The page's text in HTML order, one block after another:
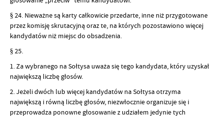
§ 24. Nieważne są karty całkowicie przedarte, inne niż przygotowane
przez komisję skrutacyjną oraz te, na których pozostawiono więcej
kandydatów niż miejsc do obsadzenia.
§ 25.
1. Za wybranego na Sołtysa uważa się tego kandydata, który uzyskał
największą liczbę głosów.
2. Jeżeli dwóch lub więcej kandydatów na Sołtysa otrzyma
największą i równą liczbę głosów, niezwłocznie organizuje się i
przeprowadza ponowne głosowanie z udziałem jedynie tych